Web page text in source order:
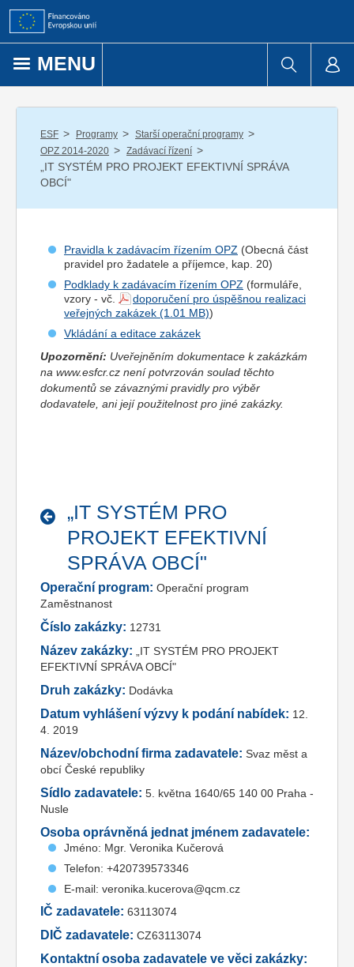
Přejít k obsahu
MENU
ESF / Programy / Starší operační programy /
OPZ 2014-2020 / Zadávací řízení /
„IT SYSTÉM PRO PROJEKT EFEKTIVNÍ SPRÁVA
OBCÍ"
Pravidla k zadávacím řízením OPZ (Obecná část
pravidel pro žadatele a příjemce , kap. 20)
Podklady k zadávacím řízením OPZ (formuláře,
vzory - vč.
doporučení pro úspěšnou realizaci
veřejných zakázek
)
Vkládání a editace zakázek
Upozornění: Uveřejněním dokumentace k zakázkám
na www.esfcr.cz není potvrzován soulad těchto
dokumentů se závaznými pravidly pro výběr
dodavatele, ani její použitelnost pro jiné zakázky.
„IT SYSTÉM PRO
PROJEKT EFEKTIVNÍ
SPRÁVA OBCÍ"
Operační program: Operační program
Zaměstnanost
Číslo zakázky: 12731
Název zakázky: „IT SYSTÉM PRO PROJEKT
EFEKTIVNÍ SPRÁVA OBCÍ"
Druh zakázky: Dodávka
Datum vyhlášení výzvy k podání nabídek: 12.
4. 2019
Název/obchodní firma zadavatele: Svaz měst a
obcí České republiky
Sídlo zadavatele: 5. května 1640/65 140 00 Praha -
Nusle
Osoba oprávněná jednat jménem zadavatele:
Jméno: Mgr. Veronika Kučerová
Telefon: +420739573346
E-mail: veronika.kucerova@qcm.cz
IČ zadavatele: 63113074
DIČ zadavatele: CZ63113074
Kontaktní osoba zadavatele ve věci zakázky: